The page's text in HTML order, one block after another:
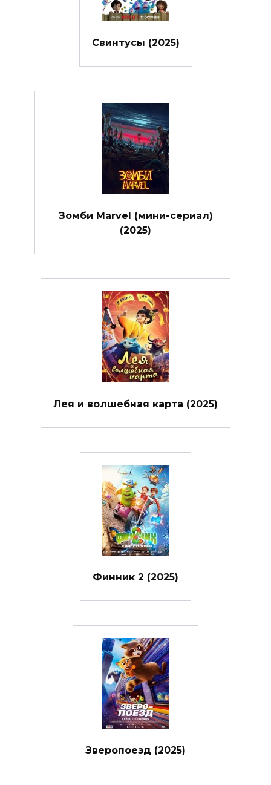
Свинтусы (2025)
Зомби Marvel (мини-сериал)
(2025)
Лея и волшебная карта (2025)
Финник 2 (2025)
Зверопоезд (2025)